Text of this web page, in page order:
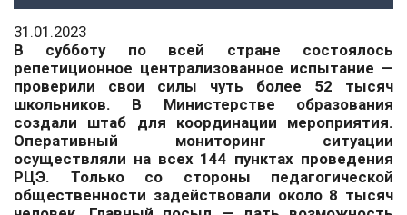
31.01.2023
В субботу по всей стране состоялось
репетиционное централизованное испытание —
проверили свои силы чуть более 52 тысяч
школьников. В Министерстве образования
создали штаб для координации мероприятия.
Оперативный мониторинг ситуации
осуществляли на всех 144 пунктах проведения
РЦЭ. Только со стороны педагогической
общественности задействовали около 8 тысяч